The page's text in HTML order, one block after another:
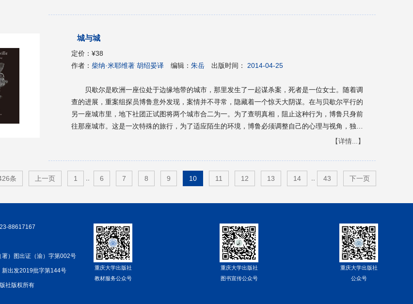
城与城
定价：¥38
作者：柴纳·米耶维著 胡绍晏译 编辑：朱岳 出版时间： 2014-04-25
贝歇尔是欧洲一座位处于边缘地带的城市，那里发生了一起谋杀案，死者是一位女士。随着调
查的进展，重案组探员博鲁意外发现，案情并不寻常，隐藏着一个惊天大阴谋。在与贝歇尔平行的
另一座城市里，地下社团正试图将两个城市合二为一。为了查明真相，阻止这种行为，博鲁只身前
往那座城市。这是一次特殊的旅行，为了适应陌生的环境，博鲁必须调整自己的心理与视角，独自
【详情...】
条 上一页 1 6 7 8 9 10 11 12 13 14 43 下一页
88617167
署）图出证（渝）字第002号
新出发2019批字第144号
社版权所有
重庆大学出版社
教材服务公众号
重庆大学出版社
图书宣传公众号
重庆大学出版社
公众号